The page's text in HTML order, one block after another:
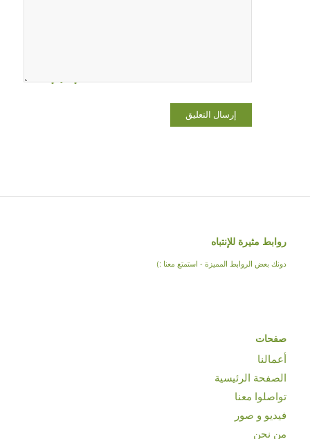
روابط مثيرة للإنتباه
دونك بعض الروابط المميزة - استمتع معنا :)
صفحات
أعمالنا
الصفحة الرئيسية
تواصلوا معنا
فيديو و صور
من نحن